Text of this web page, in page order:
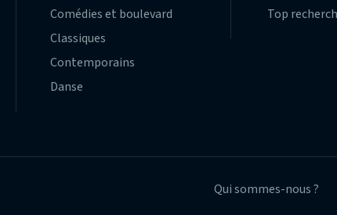
Comédies et boulevard
Classiques
Contemporains
Danse
Top
Qui sommes-nous ?